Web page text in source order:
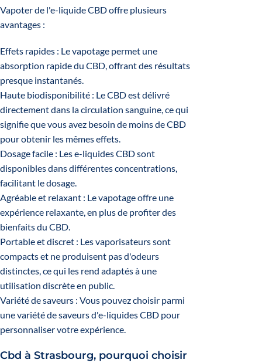
Vapoter de l'e-liquide CBD offre plusieurs
avantages :
Effets rapides : Le vapotage permet une
absorption rapide du CBD, offrant des résultats
presque instantanés.
Haute biodisponibilité : Le CBD est délivré
directement dans la circulation sanguine, ce qui
signifie que vous avez besoin de moins de CBD
pour obtenir les mêmes effets.
Dosage facile : Les e-liquides CBD sont
disponibles dans différentes concentrations,
facilitant le dosage.
Agréable et relaxant : Le vapotage offre une
expérience relaxante, en plus de profiter des
bienfaits du CBD.
Portable et discret : Les vaporisateurs sont
compacts et ne produisent pas d'odeurs
distinctes, ce qui les rend adaptés à une
utilisation discrète en public.
Variété de saveurs : Vous pouvez choisir parmi
une variété de saveurs d'e-liquides CBD pour
personnaliser votre expérience.
Cbd à Strasbourg, pourquoi choisir